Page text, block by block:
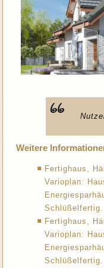
Weitere
Fertighaus,
Varioplan:
Schlüßelfertig.
Fertighaus,
Varioplan:
Schlüßelfertig.